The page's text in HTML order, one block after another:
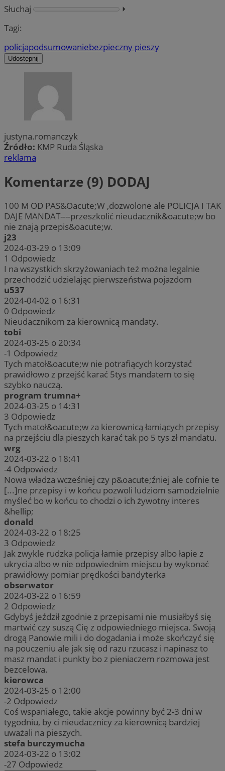
Słuchaj
⏵︎
Tagi:
policjapodsumowaniebezpieczny pieszy
Udostępnij
justyna.romanczyk
Źródło: KMP Ruda Śląska
reklama
Komentarze (9) DODAJ
100 M OD PAS&Oacute;W ,dozwolone ale POLICJA I TAK
DAJE MANDAT----przeszkolić nieudacznik&oacute;w bo
nie znają przepis&oacute;w.
j23
2024-03-29 o 13:09
1 Odpowiedz
I na wszystkich skrzyżowaniach też można legalnie
przechodzić udzielając pierwszeństwa pojazdom
u537
2024-04-02 o 16:31
0 Odpowiedz
Nieudacznikom za kierownicą mandaty.
tobi
2024-03-25 o 20:34
-1 Odpowiedz
Tych matoł&oacute;w nie potrafiących korzystać
prawidłowo z przejść karać 5tys mandatem to się
szybko nauczą.
program trumna+
2024-03-25 o 14:31
3 Odpowiedz
Tych matoł&oacute;w za kierownicą łamiących przepisy
na przejściu dla pieszych karać tak po 5 tys zł mandatu.
wrg
2024-03-22 o 18:41
-4 Odpowiedz
Nowa władza wcześniej czy p&oacute;źniej ale cofnie te
[...]ne przepisy i w końcu pozwoli ludziom samodzielnie
myśleć bo w końcu to chodzi o ich żywotny interes
&hellip;
donald
2024-03-22 o 18:25
3 Odpowiedz
Jak zwykle rudzka policja łamie przepisy albo łapie z
ukrycia albo w nie odpowiednim miejscu by wykonać
prawidłowy pomiar prędkości bandyterka
obserwator
2024-03-22 o 16:59
2 Odpowiedz
Gdybyś jeździł zgodnie z przepisami nie musiałbyś się
martwić czy suszą Cię z odpowiedniego miejsca. Swoją
drogą Panowie mili i do dogadania i może skończyć się
na pouczeniu ale jak się od razu rzucasz i napinasz to
masz mandat i punkty bo z pieniaczem rozmowa jest
bezcelowa.
kierowca
2024-03-25 o 12:00
-2 Odpowiedz
Coś wspaniałego, takie akcje powinny być 2-3 dni w
tygodniu, by ci nieudacznicy za kierownicą bardziej
uważali na pieszych.
stefa burczymucha
2024-03-22 o 13:02
-27 Odpowiedz